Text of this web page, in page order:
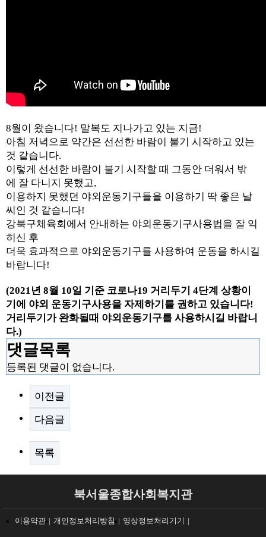
8월이 왔습니다! 말복도 지나가고 있는 지금!
아침 저녁으로 약간은 선선한 바람이 불기 시작하고 있는
것 같습니다.
이렇게 선선한 바람이 불기 시작할 때 그동안 더워서 밖
에 잘 다니지 못했고,
이용하지 못했던 야외운동기구들을 이용하기 딱 좋은 날
씨인 것 같습니다!
강북구체육회에서 안내하는 야외운동기구사용법을 잘 익
히신 후
더욱 효과적으로 야외운동기구를 사용하여 운동을 하시길
바랍니다!
(2021년 8월 10일 기준 코로나19 거리두기 4단계 상황이
기에 야외 운동기구사용을 자제하기를 권하고 있습니다!
거리두기가 완화될때 야외운동기구를 사용하시길 바랍니
다.)
댓글목록
등록된 댓글이 없습니다.
이전글
다음글
목록
북서울종합사회복지관
이용약관 개인정보처리방침 영상정보처리기기